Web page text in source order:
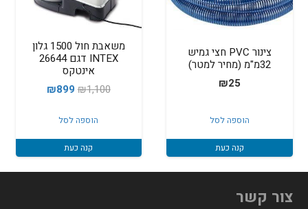
צינור PVC חצי גמיש
32מ"מ (מחיר למטר)
₪25
הוספה לסל
קנה כעת
משאבת חול 1500 גלון
INTEX דגם 26644
אינטקס
₪1,100
המחיר
היה:
₪1,100.
₪899
₪899.
הוספה לסל
קנה כעת
צור קשר